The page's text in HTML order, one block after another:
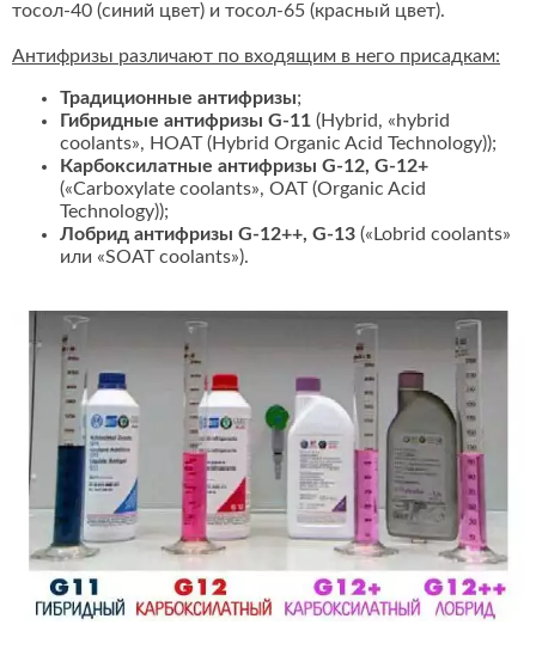
тосол-40 (синий цвет) и тосол-65 (красный цвет).
Антифризы различают по входящим в него присадкам:
Традиционные антифризы;
Гибридные антифризы G-11 (Hybrid, «hybrid
coolants», HOAT (Hybrid Organic Acid Technology));
Карбоксилатные антифризы G-12, G-12+
(«Carboxylate coolants», OAT (Organic Acid
Technology));
Лобрид антифризы G-12++, G-13 («Lobrid coolants»
или «SOAT coolants»).